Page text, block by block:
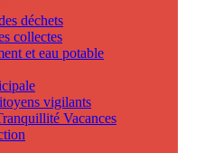
déchets
collectes
et eau potable
vigilants
Vacances